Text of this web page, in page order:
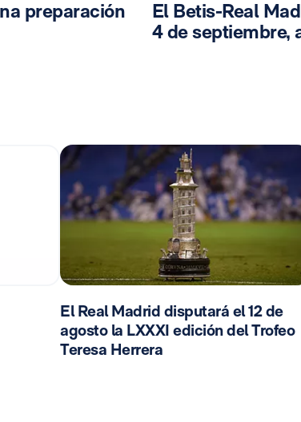
preparación
El Betis-Real
4 de septiembre,
El Real Madrid disputará el 12 de
agosto la LXXXI edición del Trofeo
Teresa Herrera